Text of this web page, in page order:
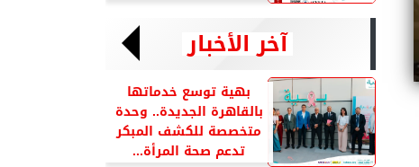
آخر الأخبار
بهية توسع خدماتها
بالقاهرة الجديدة.. وحدة
متخصصة للكشف المبكر
تدعم صحة المرأة...